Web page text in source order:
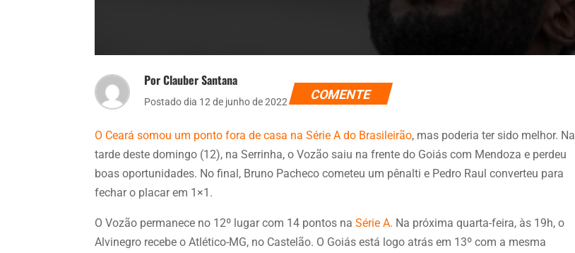
Por Clauber Santana
Postado dia 12 de junho de 2022 COMENTE
O Ceará somou um ponto fora de casa na Série A do Brasileirão, mas poderia ter sido melhor. Na
tarde deste domingo (12), na Serrinha, o Vozão saiu na frente do Goiás com Mendoza e perdeu
boas oportunidades. No final, Bruno Pacheco cometeu um pênalti e Pedro Raul converteu para
fechar o placar em 1×1.
O Vozão permanece no 12º lugar com 14 pontos naSérie A. Na próxima quarta-feira, às 19h, o
Alvinegro recebe o Atlético-MG, no Castelão. O Goiás está logo atrás em 13º com a mesma